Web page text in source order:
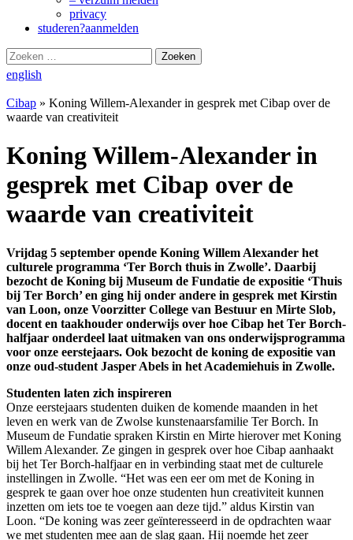
privacy
studeren?aanmelden
Zoeken
naar:
english
Cibap » Koning Willem-Alexander in gesprek met Cibap over de
waarde van creativiteit
Koning Willem-Alexander in
gesprek met Cibap over de
waarde van creativiteit
Vrijdag 5 september opende Koning Willem Alexander het
culturele programma ‘Ter Borch thuis in Zwolle’. Daarbij
bezocht de Koning bij Museum de Fundatie de expositie ‘Thuis
bij Ter Borch’ en ging hij onder andere in gesprek met Kirstin
van Loon, onze Voorzitter College van Bestuur en Mirte Slob,
docent en taakhouder onderwijs over hoe Cibap het Ter Borch-
halfjaar onderdeel laat uitmaken van ons onderwijsprogramma
voor onze eerstejaars. Ook bezocht de koning de expositie van
onze oud-student Jasper Abels in het Academiehuis in Zwolle.
Studenten laten zich inspireren
Onze eerstejaars studenten duiken de komende maanden in het
leven en werk van de Zwolse kunstenaarsfamilie Ter Borch. In
Museum de Fundatie spraken Kirstin en Mirte hierover met Koning
Willem Alexander. Ze gingen in gesprek over hoe Cibap aanhaakt
bij het Ter Borch-halfjaar en in verbinding staat met de culturele
instellingen in Zwolle. “Het was een eer om met de Koning in
gesprek te gaan over hoe onze studenten hun creativiteit kunnen
inzetten om iets toe te voegen aan deze tijd.” aldus Kirstin van
Loon. “De koning was zeer geïnteresseerd in de opdrachten waar
we met studenten mee aan de slag gaan. Hij noemde het zeer